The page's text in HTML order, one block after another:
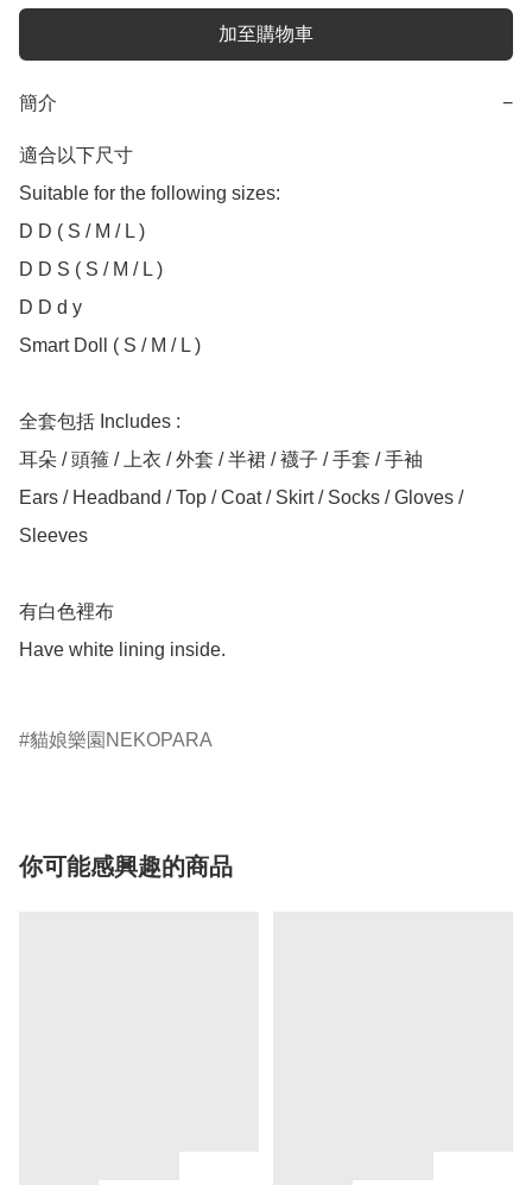
加至購物車
簡介 −
適合以下尺寸
Suitable for the following sizes:
D D ( S / M / L )
D D S ( S / M / L )
D D d y
Smart Doll ( S / M / L )
全套包括 Includes :
耳朵 / 頭箍 / 上衣 / 外套 / 半裙 / 襪子 / 手套 / 手袖
Ears / Headband / Top / Coat / Skirt / Socks / Gloves /
Sleeves
有白色裡布
Have white lining inside.
貓娘樂園NEKOPARA
你可能感興趣的商品